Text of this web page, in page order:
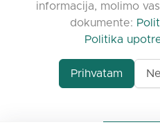
© 2026 clasora.com
zadržana |
informacija, molimo
dokumente:
Politika
Prihvatam